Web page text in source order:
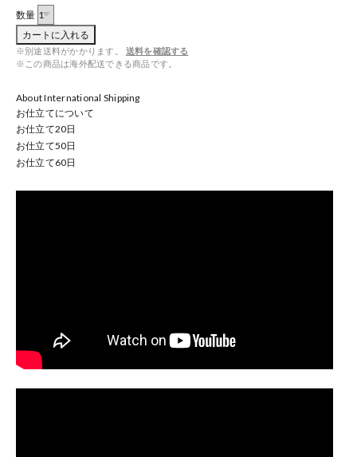
数量
カートに入れる
※別途送料がかかります。
送料を確認する
※この商品は海外配送できる商品です。
About International Shipping
お仕立てについて
お仕立て20日
お仕立て50日
お仕立て60日